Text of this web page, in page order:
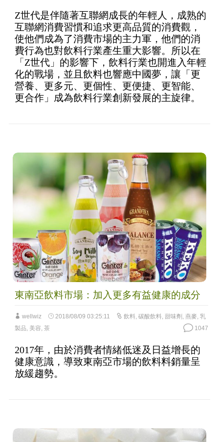
Z世代是伴隨著互聯網成長的年輕人，成熟的
互聯網消費習慣和追求更高品質的消費觀，
使他們成為了消費市場的主力軍，他們的消
費行為也對飲料行業產生重大影響。所以在
「Z世代」的影響下，飲料行業也開進入年輕
化的戰場，並且飲料也響應中國夢，讓「更
營養、更多元、更個性、更便捷、更智能、
更合作」成為飲料行業創新發展的主旋律。
東南亞飲料市場：加入更多有益健康的成分
wellwiz 2018/08/09 03:25:11 飲料, 碳酸飲料, 甜味劑 , 燕麥, 乳
製品, 美容, 茶 1047
2017年，由於消費者情緒低迷及日益增長的
健康意識，導致東南亞市場的飲料料銷量呈
放緩趨勢。